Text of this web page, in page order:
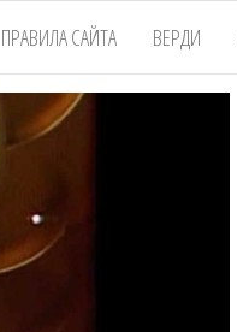
ПРАВИЛА САЙТА ВЕРДИ